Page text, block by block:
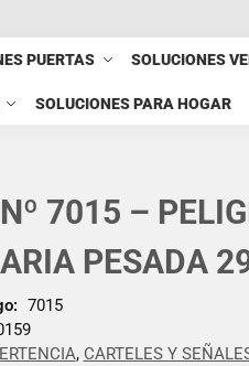
PUERTAS SOLUCIONES
SOLUCIONES PARA HOGAR
7015 –
PESADA
7015
, CARTELES Y